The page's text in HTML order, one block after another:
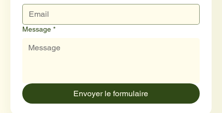
Message *
Envoyer le formulaire